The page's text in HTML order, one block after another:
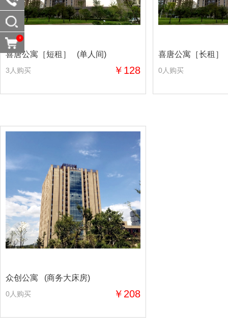
喜唐公寓［短租］ (单人间)
3人购买 ￥128
喜唐公寓［长租］
0人购买
众创公寓 (商务大床房)
0人购买 ￥208
0